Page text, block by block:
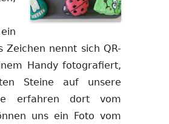
Zeichen nennt sich QR-
Handy fotografiert,
Steine auf unsere
erfahren dort vom
uns ein Foto vom